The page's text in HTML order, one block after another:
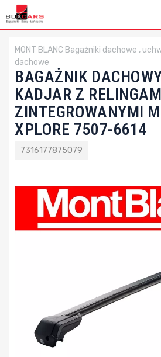
MONT BLANC Bagażniki dachowe ,
dachowe
BAGAŻNIK
KADJAR Z
ZINTEGROWANYMI
XPLORE 7507-6614
7316177875079